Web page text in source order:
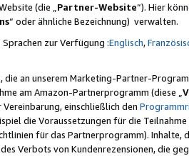
(die „Partner-Website“). Hier
“ oder ähnliche Bezeichnung) verwalten.
zur Verfügung :Englisch,
die an unserem Marketing-Partner-
am Amazon-Partnerprogramm (diese „
einschließlich den
die Voraussetzungen für die
für das Partnerprogramm).
Verbots von Kundenrezensionen, die